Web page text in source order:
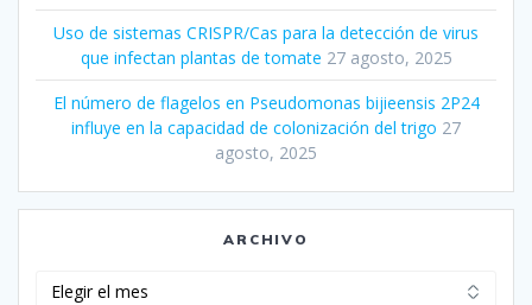
Uso de sistemas CRISPR/Cas para la detección de virus
que infectan plantas de tomate 27 agosto, 2025
El número de flagelos en Pseudomonas bijieensis 2P24
influye en la capacidad de colonización del trigo 27
agosto, 2025
ARCHIVO